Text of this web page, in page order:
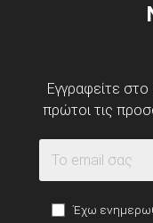
Εγγραφείτε στο
πρώτοι τις
Έχω